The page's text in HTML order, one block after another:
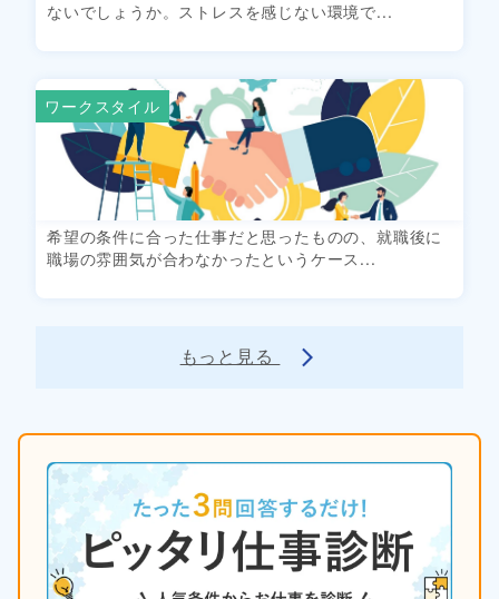
ないでしょうか。ストレスを感じない環境で...
ワークスタイル
希望の条件に合った仕事だと思ったものの、就職後に
職場の雰囲気が合わなかったというケース...
もっと見る arrow_forward_ios